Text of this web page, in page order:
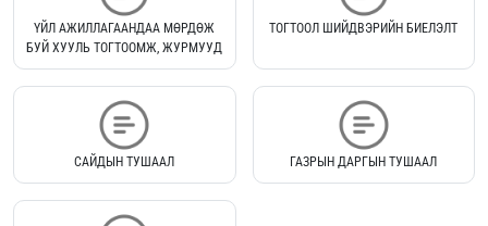
ҮЙЛ АЖИЛЛАГААНДАА МӨРДӨЖ
БУЙ ХУУЛЬ ТОГТООМЖ, ЖУРМУУД
ТОГТООЛ ШИЙДВЭРИЙН БИЕЛЭЛТ
САЙДЫН ТУШААЛ ГАЗРЫН ДАРГЫН ТУШААЛ